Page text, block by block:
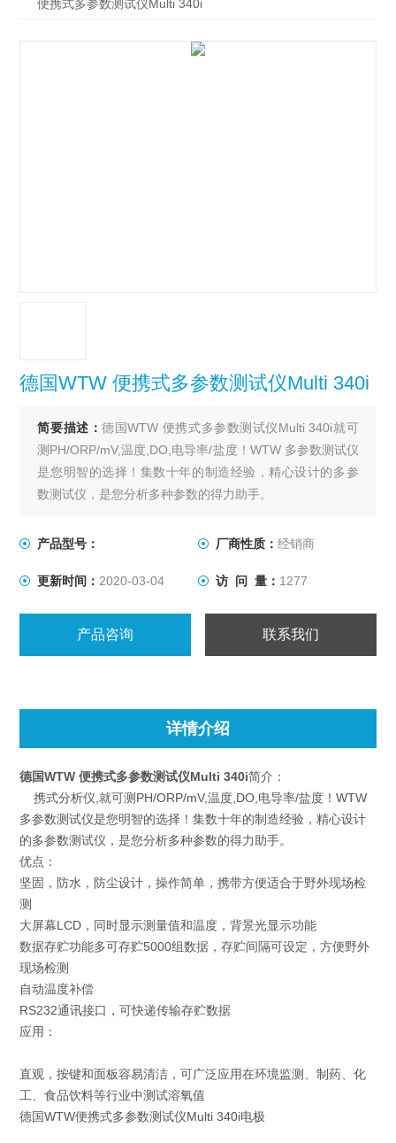
便携式多参数测试仪Multi 340i
德国WTW 便携式多参数测试仪Multi 340i
简要描述：德国WTW 便携式多参数测试仪Multi 340i就可
测PH/ORP/mV,温度,DO,电导率/盐度！WTW 多参数测试仪
是您明智的选择！集数十年的制造经验，精心设计的多参
数测试仪，是您分析多种参数的得力助手。
产品型号： 厂商性质： 经销商
更新时间： 2020-03-04 访 问 量： 1277
产品咨询 联系我们
详情介绍
德国WTW 便携式多参数测试仪Multi 340i简介：
携式分析仪,就可测PH/ORP/mV,温度,DO,电导率/盐度！WTW
多参数测试仪是您明智的选择！集数十年的制造经验，精心设计
的多参数测试仪，是您分析多种参数的得力助手。
优点：
坚固，防水，防尘设计，操作简单，携带方便适合于野外现场检
测
大屏幕LCD，同时显示测量值和温度，背景光显示功能
数据存贮功能多可存贮5000组数据，存贮间隔可设定，方便野外
现场检测
自动温度补偿
RS232通讯接口，可快递传输存贮数据
应用：
直观，按键和面板容易清洁，可广泛应用在环境监测、制药、化
工、食品饮料等行业中测试溶氧值
德国WTW便携式多参数测试仪Multi 340i电极